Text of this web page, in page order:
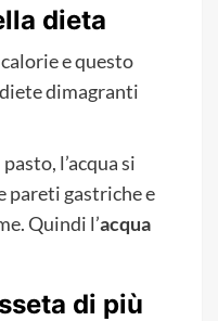
dieta
e questo
dimagranti
l’acqua si
pareti gastriche e
Quindi l’acqua
di più